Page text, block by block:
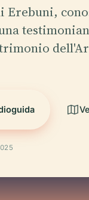
Erebuni,